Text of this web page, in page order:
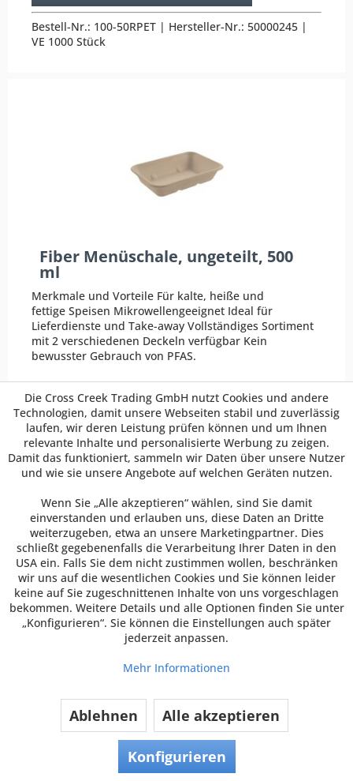
Bestell-Nr.: 100-50RPET | Hersteller-Nr.: 50000245 |
VE 1000 Stück
Fiber Menüschale, ungeteilt, 500
ml
Merkmale und Vorteile Für kalte, heiße und
fettige Speisen Mikrowellengeeignet Ideal für
Lieferdienste und Take-away Vollständiges Sortiment
mit 2 verschiedenen Deckeln verfügbar Kein
bewusster Gebrauch von PFAS.
ab 43,36 € *
Preis pro VE
Inhalt250 Stück(0,17 € * / 1 Stück)
Zum Artikel
Bestell-Nr.: 50008655 | Hersteller-Nr.: 50008655 | VE
250 Stück
Fiber Menüschale, ungeteilt, 450
Merkmale und Vorteile Für kalte, heiße und
Die Cross Creek Trading GmbH nutzt Cookies und andere
Technologien, damit unsere Webseiten stabil und zuverlässig
laufen, wir deren Leistung prüfen können und um Ihnen
relevante Inhalte und personalisierte Werbung zu zeigen.
Damit das funktioniert, sammeln wir Daten über unsere Nutzer
und wie sie unsere Angebote auf welchen Geräten nutzen.
Wenn Sie „Alle akzeptieren“ wählen, sind Sie damit
einverstanden und erlauben uns, diese Daten an Dritte
weiterzugeben, etwa an unsere Marketingpartner. Dies
schließt gegebenenfalls die Verarbeitung Ihrer Daten in den
USA ein. Falls Sie dem nicht zustimmen wollen, beschränken
wir uns auf die wesentlichen Cookies und Sie können leider
keine auf Sie zugeschnittenen Inhalte von uns vorgeschlagen
bekommen. Weitere Details und alle Optionen finden Sie unter
„Konfigurieren“. Sie können die Einstellungen auch später
jederzeit anpassen.
Mehr Informationen
Ablehnen Alle akzeptieren
Konfigurieren